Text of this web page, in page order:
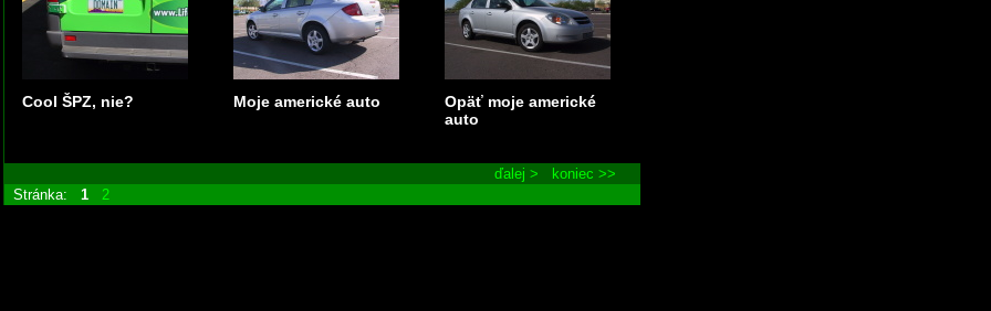
Cool ŠPZ, nie? Moje americké auto
Opäť moje americké
auto
ďalej >
koniec >>
Stránka:
1 2